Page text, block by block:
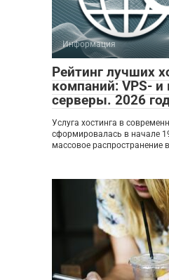
Информация
Рейтинг лучших
компаний: VPS-
серверы. 2026
Услуга хостинга в
сформировалась в начале
массовое распространение